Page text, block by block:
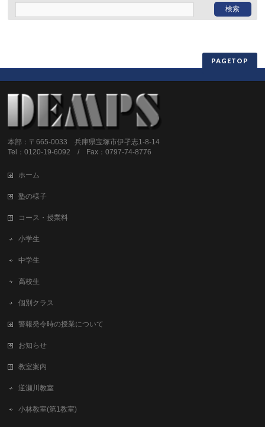
PAGETOP
本部：〒665-0033 兵庫県宝塚市伊孑志1-8-14
Tel：0120-19-6092 / Fax：0797-74-8776
ホーム
塾の様子
コース・授業料
小学生
中学生
高校生
個別クラス
警報発令時の授業について
お知らせ
教室案内
逆瀬川教室
小林教室(第1教室)